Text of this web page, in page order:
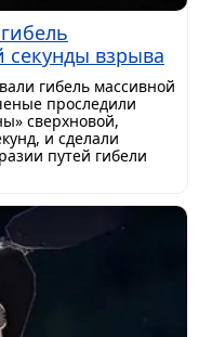
секунды взрыва
гибель массивной
проследили
сверхновой,
и сделали
путей гибели